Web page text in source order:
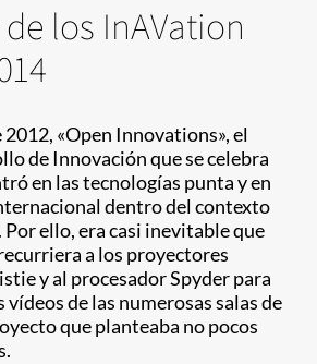
los InAVation
«Open Innovations», el
de Innovación que se celebra
en las tecnologías punta y en
dentro del contexto
ello, era casi inevitable que
a los proyectores
y al procesador Spyder para
de las numerosas salas de
que planteaba no pocos